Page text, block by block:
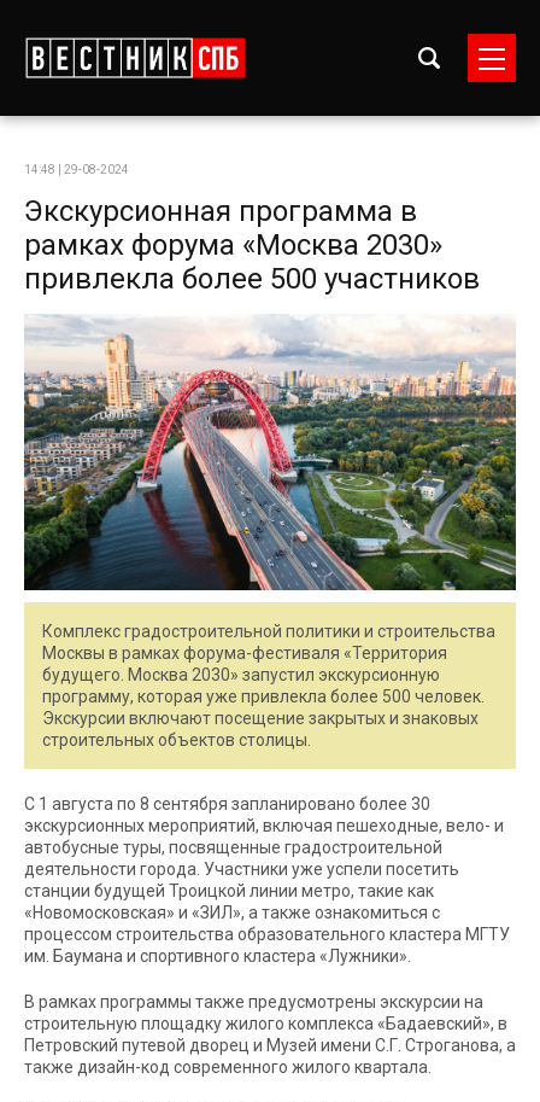
14:48 | 29-08-2024
Экскурсионная программа в
рамках форума «Москва 2030»
привлекла более 500 участников
Комплекс градостроительной политики и строительства
Москвы в рамках форума-фестиваля «Территория
будущего. Москва 2030» запустил экскурсионную
программу, которая уже привлекла более 500 человек.
Экскурсии включают посещение закрытых и знаковых
строительных объектов столицы.
С 1 августа по 8 сентября запланировано более 30
экскурсионных мероприятий, включая пешеходные, вело- и
автобусные туры, посвященные градостроительной
деятельности города. Участники уже успели посетить
станции будущей Троицкой линии метро, такие как
«Новомосковская» и «ЗИЛ», а также ознакомиться с
процессом строительства образовательного кластера МГТУ
им. Баумана и спортивного кластера «Лужники».
В рамках программы также предусмотрены экскурсии на
строительную площадку жилого комплекса «Бадаевский», в
Петровский путевой дворец и Музей имени С.Г. Строганова, а
также дизайн-код современного жилого квартала.